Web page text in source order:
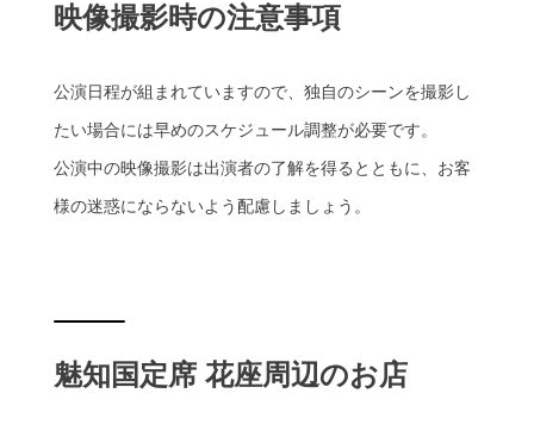
映像撮影時の注意事項
公演日程が組まれていますので、独自のシーンを撮影し
たい場合には早めのスケジュール調整が必要です。
公演中の映像撮影は出演者の了解を得るとともに、お客
様の迷惑にならないよう配慮しましょう。
魅知国定席 花座周辺のお店